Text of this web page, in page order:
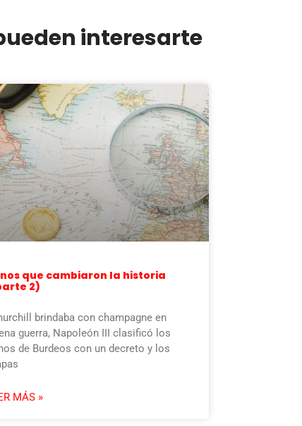
interesarte
que cambiaron la historia
2)
brindaba con champagne en
guerra, Napoleón III clasificó los
de Burdeos con un decreto y los
MÁS »